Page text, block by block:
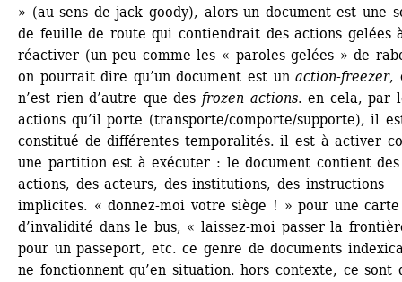
» (au sens de jack goody), alors un document est une
de feuille de route qui contiendrait des actions gelées
réactiver (un peu comme les « paroles gelées » de
on pourrait dire qu’un document est unaction-freezer,
n’est rien d’autre que des frozen actions. en cela, par
actions qu’il porte (transporte/comporte/supporte), il
constitué de différentes temporalités. il est à activer
une partition est à exécuter : le document contient des
actions, des acteurs, des institutions, des instructions
implicites. « donnez-moi votre siège ! » pour une carte
d’invalidité dans le bus, « laissez-moi passer la
pour un passeport, etc. ce genre de documents
ne fonctionnent qu’en situation. hors contexte, ce sont